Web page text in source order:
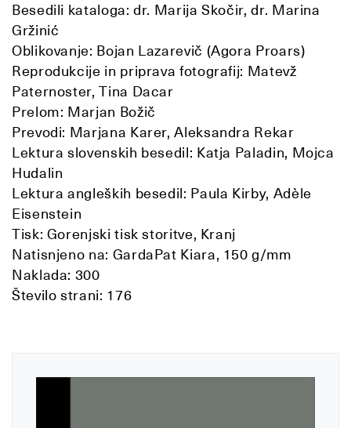
Besedili kataloga: dr. Marija Skočir, dr. Marina
Gržinić
Oblikovanje: Bojan Lazarevič (Agora Proars)
Reprodukcije in priprava fotografij: Matevž
Paternoster, Tina Dacar
Prelom: Marjan Božič
Prevodi: Marjana Karer, Aleksandra Rekar
Lektura slovenskih besedil: Katja Paladin, Mojca
Hudalin
Lektura angleških besedil: Paula Kirby, Adèle
Eisenstein
Tisk: Gorenjski tisk storitve, Kranj
Natisnjeno na: GardaPat Kiara, 150 g/mm
Naklada: 300
Število strani: 176